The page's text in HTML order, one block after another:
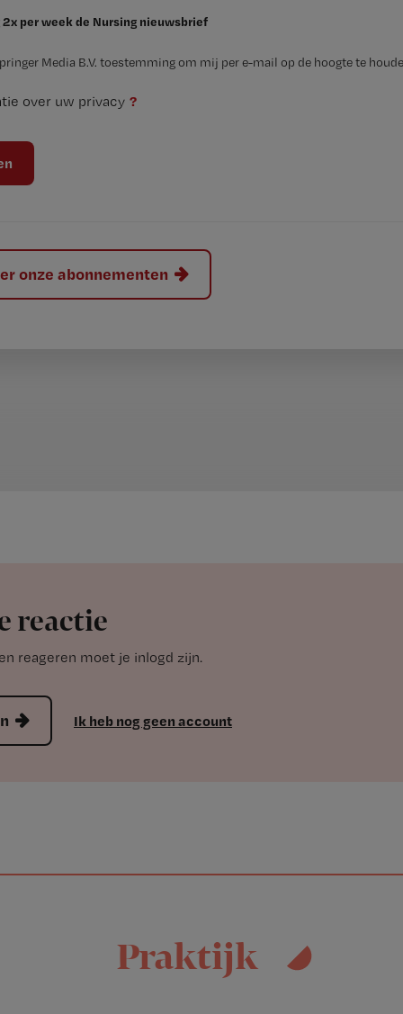
2x per week de Nursing nieuwsbrief
Media B.V. toestemming om mij per e-mail op de hoogte te
over uw privacy ?
onze abonnementen
reactie
reageren moet je inlogd zijn.
Ik heb nog geen account
Praktijk